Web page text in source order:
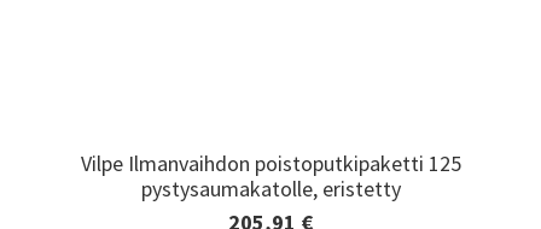
Vilpe Ilmanvaihdon poistoputkipaketti 125
pystysaumakatolle, eristetty
205,91 €
Vilpe Ilmanvaihdon poistoputkipaketti 125
pystysaumakatolle, eristetty